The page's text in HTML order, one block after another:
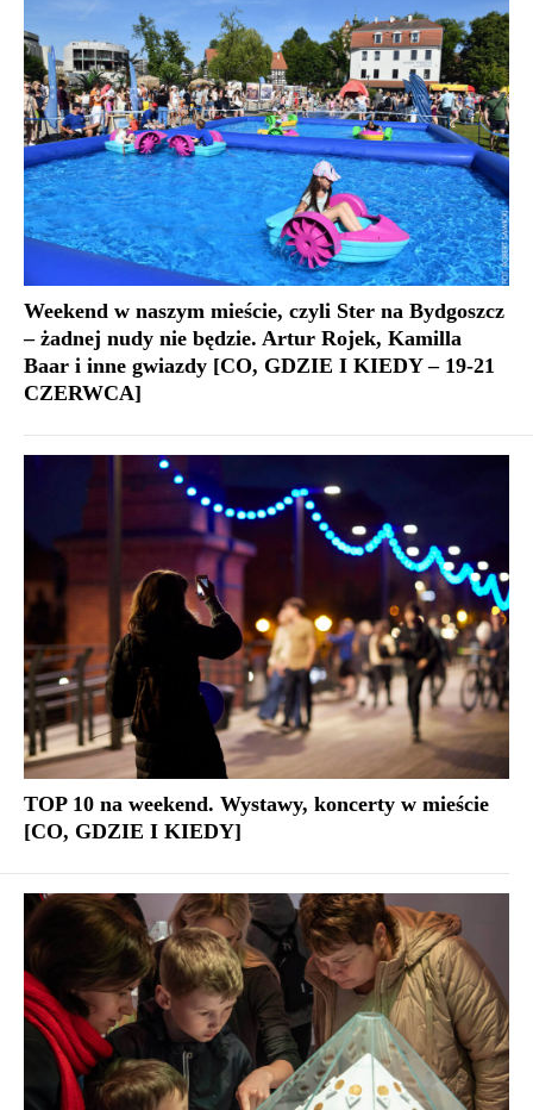
Weekend w naszym mieście, czyli Ster na Bydgoszcz
– żadnej nudy nie będzie. Artur Rojek, Kamilla
Baar i inne gwiazdy [CO, GDZIE I KIEDY – 19-21
CZERWCA]
TOP 10 na weekend. Wystawy, koncerty w mieście
[CO, GDZIE I KIEDY]